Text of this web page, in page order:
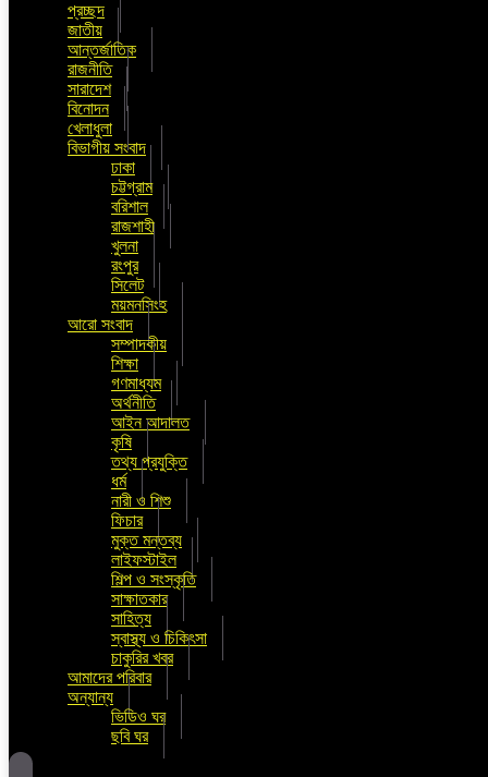
প্রচ্ছদ
জাতীয়
আন্তর্জাতিক
রাজনীতি
সারাদেশ
বিনোদন
খেলাধুলা
বিভাগীয় সংবাদ
ঢাকা
চট্টগ্রাম
বরিশাল
রাজশাহী
খুলনা
রংপুর
সিলেট
ময়মনসিংহ
আরো সংবাদ
সম্পাদকীয়
শিক্ষা
গণমাধ্যম
অর্থনীতি
আইন আদালত
কৃষি
তথ্য প্রযুক্তি
ধর্ম
নারী ও শিশু
ফিচার
মুক্ত মন্তব্য
লাইফস্টাইল
শিল্প ও সংস্কৃতি
সাক্ষাতকার
সাহিত্য
স্বাস্থ্য ও চিকিৎসা
চাকুরির খবর
আমাদের পরিবার
অন্যান্য
ভিডিও ঘর
ছবি ঘর